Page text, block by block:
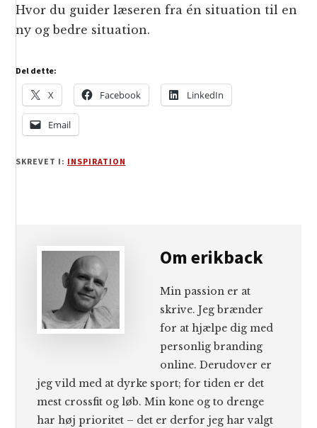
Hvor du guider læseren fra én situation til en
ny og bedre situation.
Del dette:
X Facebook LinkedIn
Email
SKREVET I: INSPIRATION
Omerikback
Min passion er at
skrive. Jeg brænder
for at hjælpe dig med
personlig branding
online. Derudover er
jeg vild med at dyrke sport; for tiden er det
mest crossfit og løb. Min kone og to drenge
har høj prioritet – det er derfor jeg har valgt